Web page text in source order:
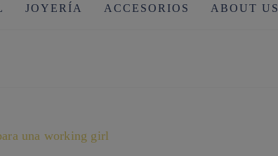
JOYERÍA ACCESORIOS ABOUT US